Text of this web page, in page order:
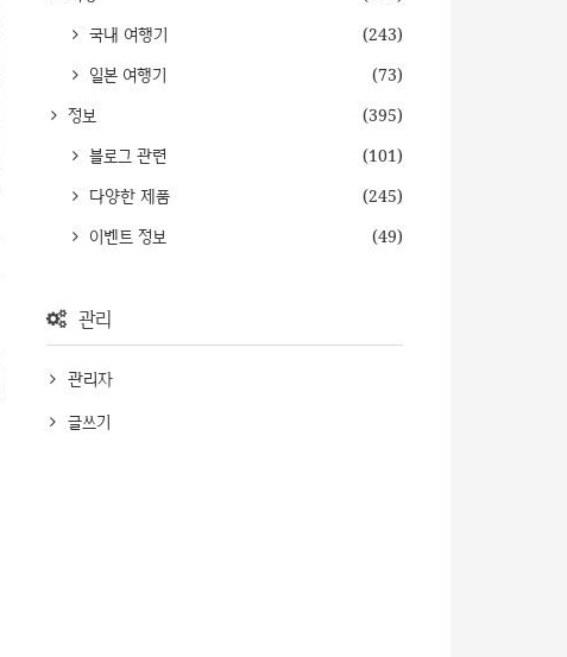
국내 여행기
(243)
일본 여행기
(73)
정보
(395)
블로그 관련
(101)
다양한 제품
(245)
이벤트 정보
(49)
관리
관리자
글쓰기